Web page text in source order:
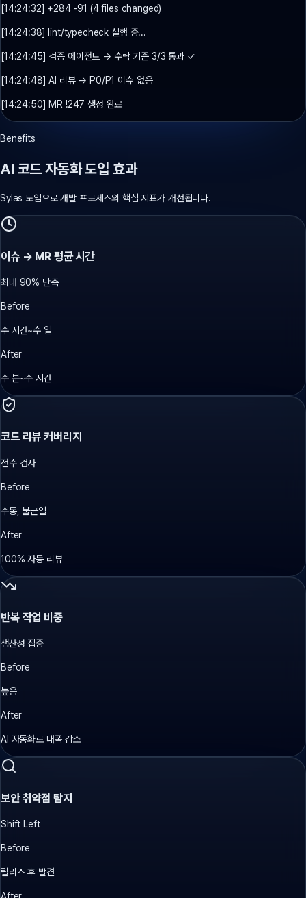
[14:24:32] +284 -91 (4 files changed)
[14:24:38] lint/typecheck 실행 중...
[14:24:45] 검증 에이전트 → 수락 기준 3/3 통과 ✓
[14:24:48] AI 리뷰 → P0/P1 이슈 없음
[14:24:50] MR !247 생성 완료
Benefits
AI 코드 자동화 도입 효과
Sylas 도입으로 개발 프로세스의 핵심 지표가 개선됩니다.
이슈 → MR 평균 시간
최대 90% 단축
Before
수 시간~수 일
After
수 분~수 시간
코드 리뷰 커버리지
전수 검사
Before
수동, 불균일
After
100% 자동 리뷰
반복 작업 비중
생산성 집중
Before
높음
After
AI 자동화로 대폭 감소
보안 취약점 탐지
Shift Left
Before
릴리스 후 발견